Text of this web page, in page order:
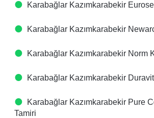
Karabağlar Kazımkarabekir
Karabağlar Kazımkarabekir
Karabağlar Kazımkarabekir Norm
Karabağlar Kazımkarabekir
Karabağlar Kazımkarabekir Pure
Tamiri